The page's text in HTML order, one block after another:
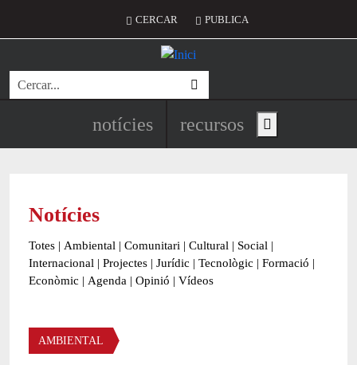
Menú del compte d'usuari
CERCAR PUBLICA
Cerca
Navegació principal de
notícies recursos Show main menu
Notícies
Totes | Ambiental | Comunitari | Cultural | Social |
Internacional | Projectes | Jurídic | Tecnològic | Formació |
Econòmic | Agenda | Opinió | Vídeos
Àmbit de la notícia
AMBIENTAL